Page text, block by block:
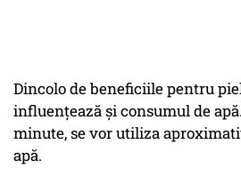
Dincolo de beneficiile pentru
influențează și consumul de
minute, se vor utiliza
apă.